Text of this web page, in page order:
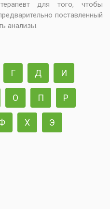
для того, чтобы
поставленный
анализы.
Г Д И
О П Р
Х Э